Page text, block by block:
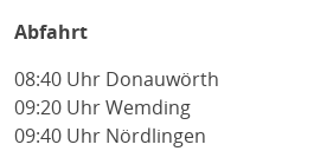
Abfahrt
08:40 Uhr Donauwörth
09:20 Uhr Wemding
09:40 Uhr Nördlingen